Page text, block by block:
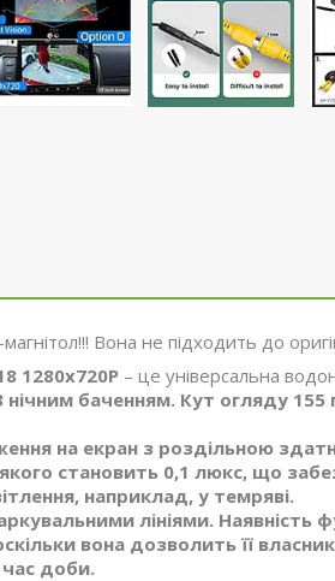
Вона не підходить до
1280x720P – це універсальна
нічним баченням. Кут огляду 155
на екран з роздільною
становить 0,1 люкс, що
наприклад, у темряві.
лініями. Наявність
вона дозволить її
доби.